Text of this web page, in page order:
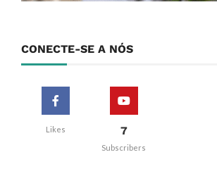
CONECTE-SE A NÓS
Likes 7
Subscribers